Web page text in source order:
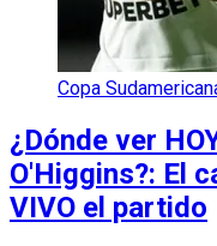
Copa
¿Dónde ver
O'Higgins?: El
VIVO el partido